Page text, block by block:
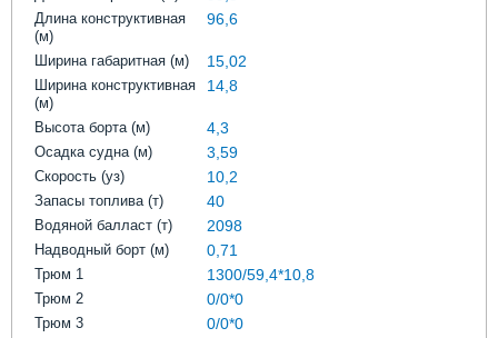
Длина конструктивная
(м)
96,6
Ширина габаритная (м) 15,02
Ширина конструктивная
(м)
14,8
Высота борта (м) 4,3
Осадка судна (м) 3,59
Скорость (уз) 10,2
Запасы топлива (т) 40
Водяной балласт (т) 2098
Надводный борт (м) 0,71
Трюм 1 1300/59,4*10,8
Трюм 2 0/0*0
Трюм 3 0/0*0